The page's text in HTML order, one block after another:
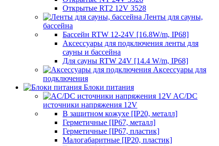
Открытые RT2 12V 3528
Ленты для сауны,
бассейна
Бассейн RTW 12-24V [16.8W/m, IP68]
Аксессуары для подключения ленты для
сауны и бассейна
Для сауны RTW 24V [14.4 W/m, IP68]
Аксессуары для
подключения
Блоки питания
AC/DC
источники напряжения 12V
В защитном кожухе [IP20, металл]
Герметичные [IP67, металл]
Герметичные [IP67, пластик]
Малогабаритные [IP20, пластик]